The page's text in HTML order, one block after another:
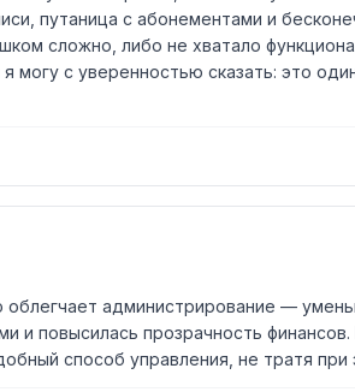
путаница с абонементами и
сложно, либо не хватало
могу с уверенностью сказать: это
облегчает администрирование —
и повысилась прозрачность
способ управления, не тратя